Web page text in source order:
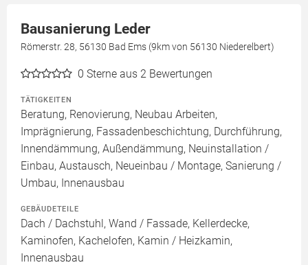
Bausanierung Leder
Römerstr. 28, 56130 Bad Ems (9km von 56130 Niederelbert)
0 Sterne aus 2 Bewertungen
TÄTIGKEITEN
Beratung, Renovierung, Neubau Arbeiten,
Imprägnierung, Fassadenbeschichtung, Durchführung,
Innendämmung, Außendämmung, Neuinstallation /
Einbau, Austausch, Neueinbau / Montage, Sanierung /
Umbau, Innenausbau
GEBÄUDETEILE
Dach / Dachstuhl, Wand / Fassade, Kellerdecke,
Kaminofen, Kachelofen, Kamin / Heizkamin,
Innenausbau